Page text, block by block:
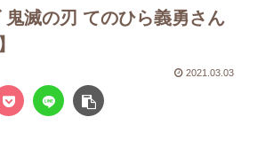
滅の刃 てのひら義勇さん
2021.03.03